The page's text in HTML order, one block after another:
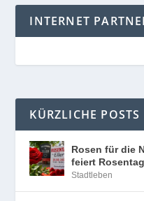
INTERNET
KÜRZLICHE POSTS
Rosen für die
feiert
Stadtleben